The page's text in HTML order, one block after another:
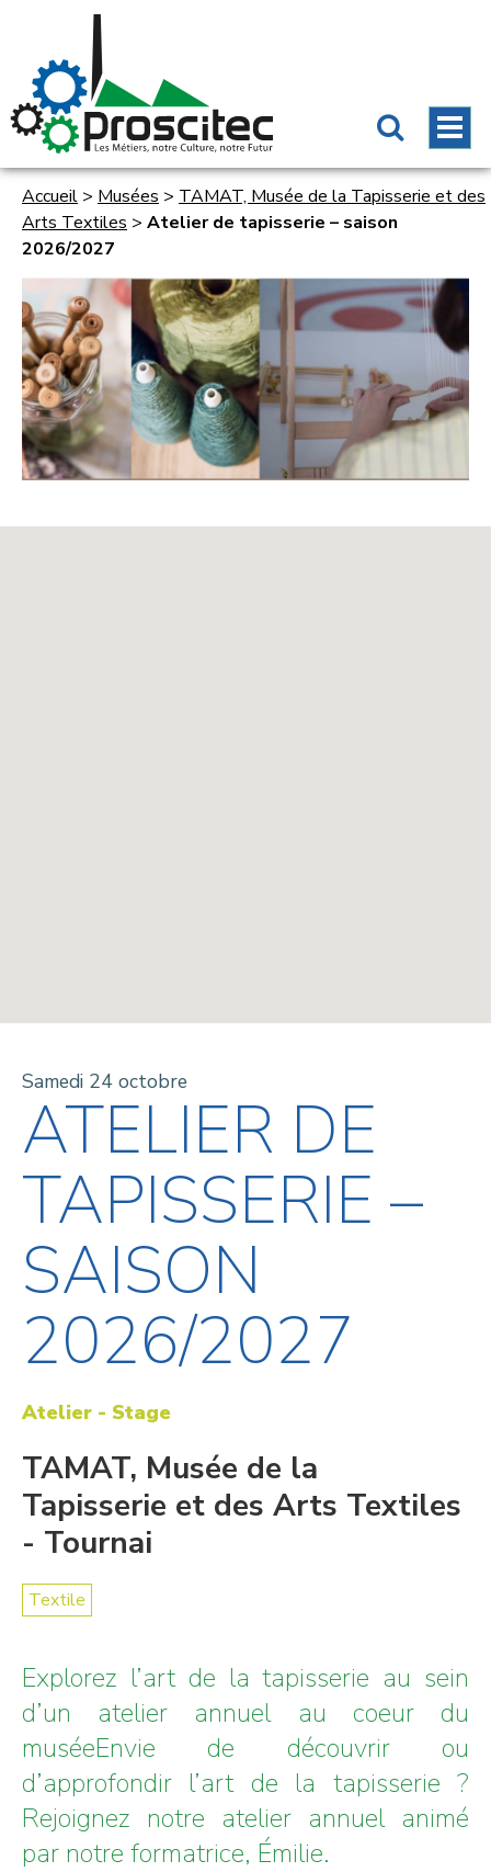
Accueil > Musées > TAMAT, Musée de la Tapisserie et des
Arts Textiles > Atelier de tapisserie – saison
2026/2027
Samedi 24 octobre
ATELIER DE
TAPISSERIE –
SAISON
2026/2027
Atelier - Stage
TAMAT, Musée de la
Tapisserie et des Arts Textiles
- Tournai
Textile
Explorez l’art de la tapisserie au sein
d’un atelier annuel au coeur du
muséeEnvie de découvrir ou
d’approfondir l’art de la tapisserie ?
Rejoignez notre atelier annuel animé
par notre formatrice, Émilie.